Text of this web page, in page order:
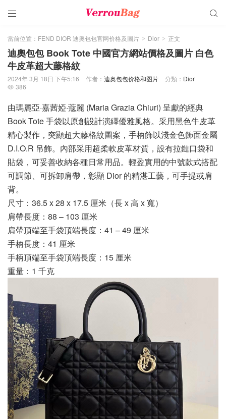
 
當前位置： FEND DIOR 迪奥包包官网价格及圖片 > Dior > 正文
迪奧包包 Book Tote 中國官方網站價格及圖片 白色
牛皮革超大藤格紋
2024年 3月 18日 下午5:16 作者： 迪奥包包价格和图片 分類： Dior
 386
由瑪麗亞·嘉茜婭·蔻麗 (Maria Grazia Chiuri) 呈獻的經典
Book Tote 手袋以原創設計演繹優雅風格。采用黑色牛皮革
精心製作，突顯超大藤格紋圖案，手柄飾以淺金色飾面金屬
D.I.O.R 吊飾。內部采用超柔軟皮革材質，設有拉鏈口袋和
貼袋，可妥善收納各種日常用品。輕盈實用的中號款式搭配
可調節、可拆卸肩帶，彰顯 Dior 的精湛工藝，可手提或肩
背。
尺寸：36.5 x 28 x 17.5 厘米（長 x 高 x 寬）
肩帶長度：88 – 103 厘米
肩帶頂端至手袋頂端長度：41 – 49 厘米
手柄長度：41 厘米
手柄頂端至手袋頂端長度：15 厘米
重量：1 千克